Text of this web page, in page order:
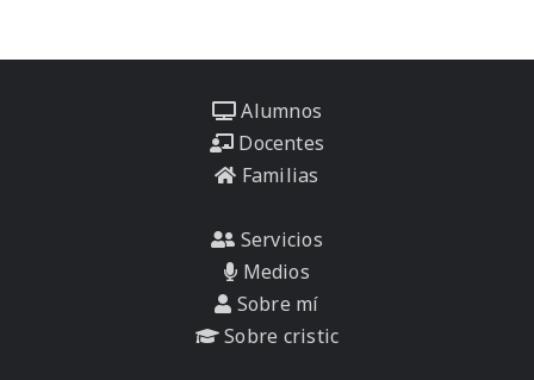
Alumnos
Docentes
Familias
Servicios
Medios
Sobre mí
Sobre cristic